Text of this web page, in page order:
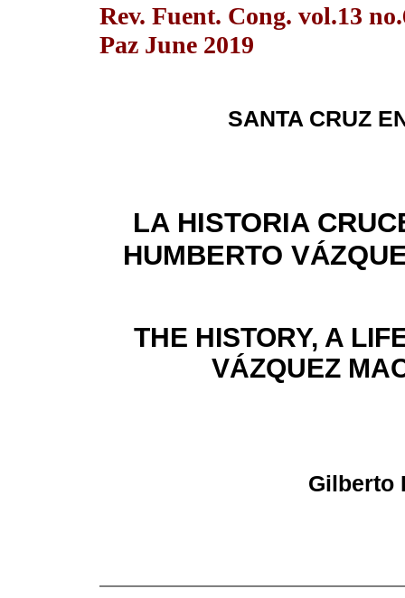
Rev. Fuent. Cong. vol.13
Paz June 2019
SANTA CRUZ
LA HISTORIA
HUMBERTO
THE HISTORY, A
VÁZQUEZ
Gilberto